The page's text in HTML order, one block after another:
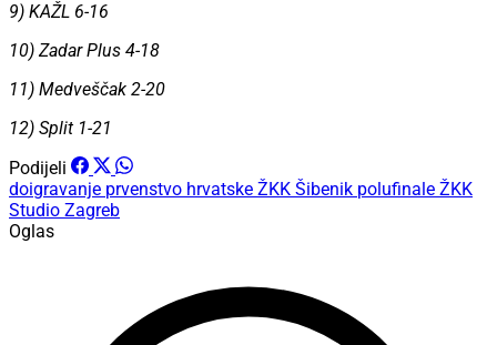
9) KAŽL 6-16
10) Zadar Plus 4-18
11) Medveščak 2-20
12) Split 1-21
Podijeli
doigravanje prvenstvo hrvatske ŽKK Šibenik polufinale ŽKK
Studio Zagreb
Oglas